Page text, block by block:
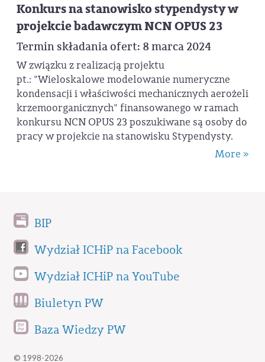
Konkurs na stanowisko stypendysty w
projekcie badawczym NCN OPUS 23
Termin składania ofert: 8 marca 2024
W związku z realizacją projektu
pt.: "Wieloskalowe modelowanie numeryczne
kondensacji i właściwości mechanicznych aerożeli
krzemoorganicznych" finansowanego w ramach
konkursu NCN OPUS 23 poszukiwane są osoby do
pracy w projekcie na stanowisku Stypendysty.
More »
BIP
Wydział ICHiP na Facebook
Wydział ICHiP na YouTube
Biuletyn PW
Baza Wiedzy PW
© 1998-2026